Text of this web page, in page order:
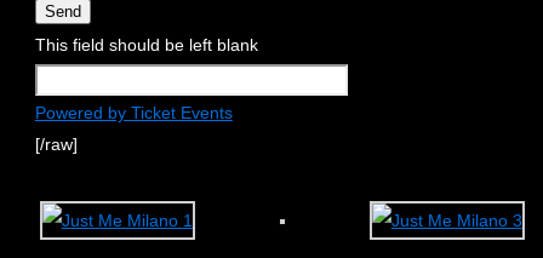
Send
This field should be left blank
Powered by Ticket Events
[/raw]